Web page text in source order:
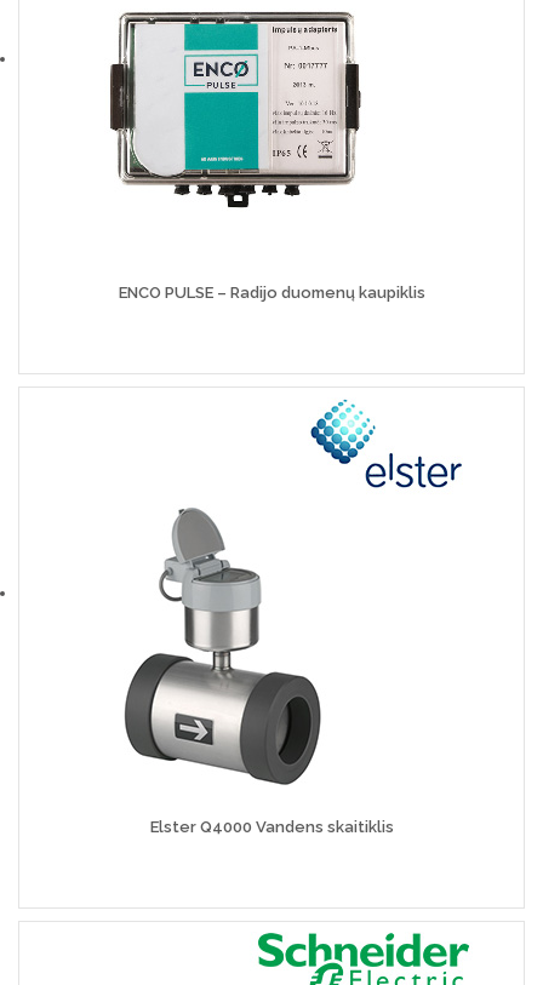
ENCO PULSE – Radijo duomenų kaupiklis
Elster Q4000 Vandens skaitiklis